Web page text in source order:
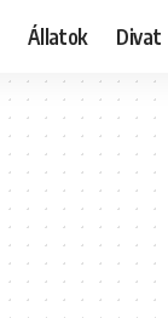
Állatok Divat